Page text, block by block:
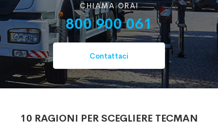
CHIAMA ORA!
800 900 061
Contattaci
10 RAGIONI PER SCEGLIERE TECMAN